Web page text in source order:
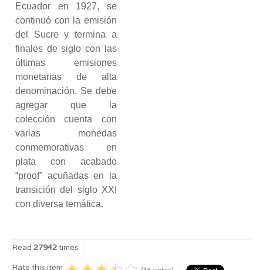
Ecuador en 1927, se
continuó con la emisión
del Sucre y termina a
finales de siglo con las
últimas emisiones
monetarias de alta
denominación. Se debe
agregar que la
colección cuenta con
varias monedas
conmemorativas en
plata con acabado
“proof” acuñadas en la
transición del siglo XXI
con diversa temática.
Read 27942times
Rate this item